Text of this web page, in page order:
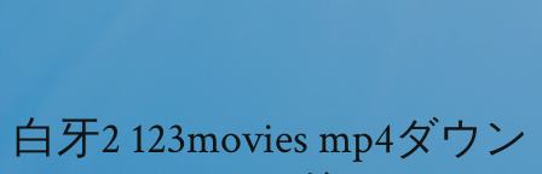
白牙2 123movies mp4ダウン